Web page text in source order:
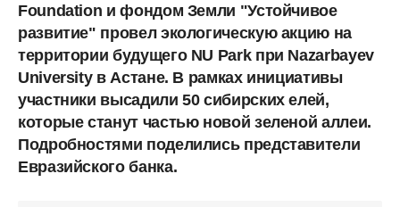
Foundation и фондом Земли "Устойчивое
развитие" провел экологическую акцию на
территории будущего NU Park при Nazarbayev
University в Астане. В рамках инициативы
участники высадили 50 сибирских елей,
которые станут частью новой зеленой аллеи.
Подробностями поделились представители
Евразийского банка.